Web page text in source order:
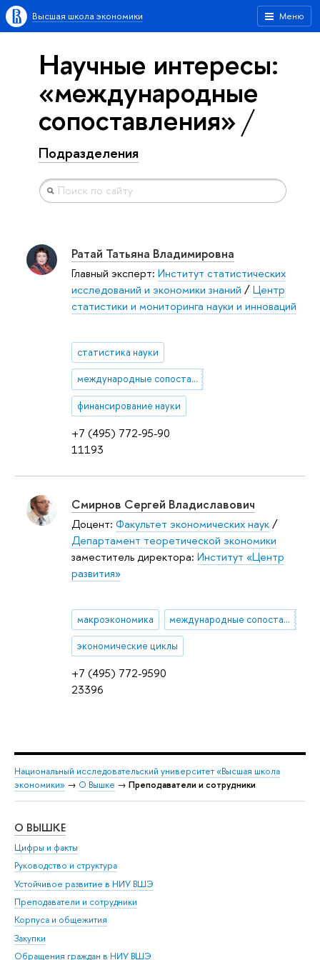
Меню
Высшая школа экономики
Научные интересы:
«международные
сопоставления»
Подразделения
+7 (495) 772-95-90
11193
Ратай Татьяна Владимировна
Главный эксперт: Институт статистических
исследований и экономики знаний /Центр
статистики и мониторинга науки и инноваций
статистика науки
международные сопоставления
финансирование науки
+7 (495) 772-9590
23396
Смирнов Сергей Владиславович
Доцент: Факультет экономических наук/
Департамент теоретической экономики
заместитель директора: Институт «Центр
развития»
макроэкономика международные сопоставления
экономические циклы
Национальный исследовательский университет «Высшая школа
экономики» → О Вышке → Преподаватели и сотрудники
О ВЫШКЕ
Цифры и факты
Руководство и структура
Устойчивое развитие в НИУ ВШЭ
Преподаватели и сотрудники
Корпуса и общежития
Закупки
Обращения граждан в НИУ ВШЭ